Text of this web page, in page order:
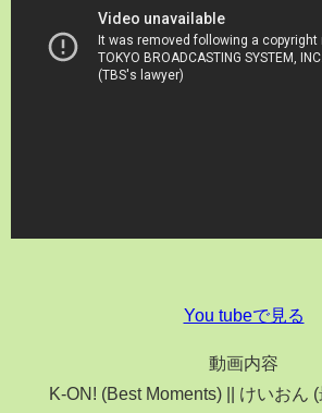
You tubeで見る
動画内容
K-ON! (Best Moments) || けいおん